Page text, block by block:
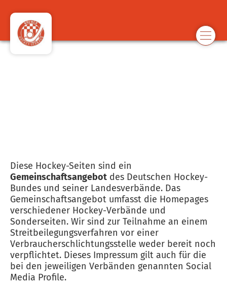
Diese Hockey-Seiten sind ein
Gemeinschaftsangebot des Deutschen Hockey-
Bundes und seiner Landesverbände. Das
Gemeinschaftsangebot umfasst die Homepages
verschiedener Hockey-Verbände und
Sonderseiten. Wir sind zur Teilnahme an einem
Streitbeilegungsverfahren vor einer
Verbraucherschlichtungsstelle weder bereit noch
verpflichtet. Dieses Impressum gilt auch für die
bei den jeweiligen Verbänden genannten Social
Media Profile.